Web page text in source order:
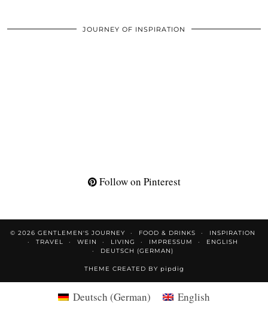
JOURNEY OF INSPIRATION
Follow on Pinterest
© 2026 GENTLEMEN'S JOURNEY FOOD & DRINKS
INSPIRATION
TRAVEL
WEIN LIVING IMPRESSUM
ENGLISH
DEUTSCH (GERMAN)
THEME CREATED BY pipdig
Deutsch (German) English